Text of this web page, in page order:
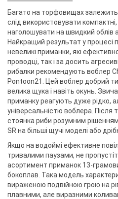
Багато на торфовищах залежить
слід використовувати
наголошувати на швидкий облів
Найкращий результат у процесі
невеликі приманки, які
проводці, так і за досить
рибалки рекомендують воблер
Pontoon21. Цей воблер добрий
велика щука і навіть окунь.
приманку реагують дуже рідко,
універсальністю воблера. Після
стоянка риби розумним
SR на більші щучі моделі або
Якщо на водоймі ефективне
тривалими паузами, не
асортимент приманок 13-
бокоплав. Така модель
вираженою подвійною грою на
плавними, але виразними